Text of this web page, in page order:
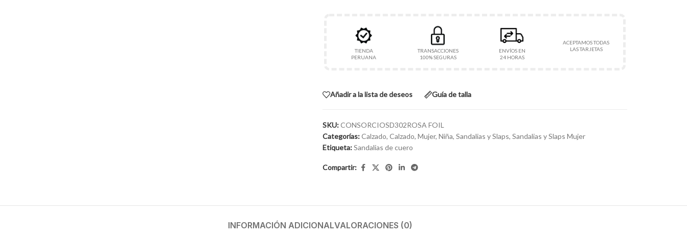
TIENDA
PERUANA
TRANSACCIONES
100% SEGURAS
ENVÍOS EN
24 HORAS
ACEPTAMOS TODAS
LAS TARJETAS
Añadir a la lista de deseos Guía de talla
SKU:CONSORCIOSD302ROSA FOIL
Categorías:Calzado, Calzado, Mujer, Niña, Sandalias y Slaps, Sandalias y Slaps Mujer
Etiqueta:Sandalias de cuero
Compartir:
INFORMACIÓN ADICIONALVALORACIONES (0)